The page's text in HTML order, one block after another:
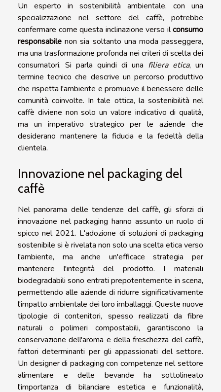
Un esperto in sostenibilità ambientale, con una
specializzazione nel settore del caffè, potrebbe
confermare come questa inclinazione verso ilconsumo
responsabile non sia soltanto una moda passeggera,
ma una trasformazione profonda nei criteri di scelta dei
consumatori. Si parla quindi di una filiera etica, un
termine tecnico che descrive un percorso produttivo
che rispetta l'ambiente e promuove il benessere delle
comunità coinvolte. In tale ottica, la sostenibilità nel
caffè diviene non solo un valore indicativo di qualità,
ma un imperativo strategico per le aziende che
desiderano mantenere la fiducia e la fedeltà della
clientela.
Innovazione nel packaging del
caffè
Nel panorama delle tendenze del caffè, gli sforzi di
innovazione nel packaging hanno assunto un ruolo di
spicco nel 2021. L'adozione di soluzioni di packaging
sostenibile si è rivelata non solo una scelta etica verso
l'ambiente, ma anche un'efficace strategia per
mantenere l'integrità del prodotto. I materiali
biodegradabili sono entrati prepotentemente in scena,
permettendo alle aziende di ridurre significativamente
l'impatto ambientale dei loro imballaggi. Queste nuove
tipologie di contenitori, spesso realizzati da fibre
naturali o polimeri compostabili, garantiscono la
conservazione dell'aroma e della freschezza del caffè,
fattori determinanti per gli appassionati del settore.
Un designer di packaging con competenze nel settore
alimentare e delle bevande ha sottolineato
l'importanza di bilanciare estetica e funzionalità,